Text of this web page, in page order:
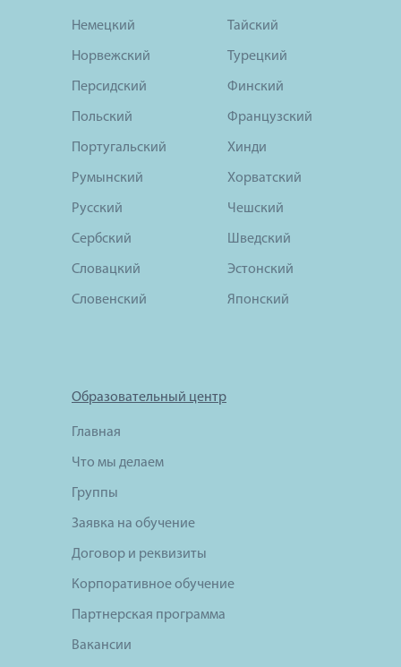
Немецкий
Норвежский
Персидский
Польский
Португальский
Румынский
Русский
Сербский
Словацкий
Словенский
Тайский
Турецкий
Финский
Французский
Хинди
Хорватский
Чешский
Шведский
Эстонский
Японский
Образовательный центр
Главная
Что мы делаем
Группы
Заявка на обучение
Договор и реквизиты
Корпоративное обучение
Партнерская программа
Вакансии